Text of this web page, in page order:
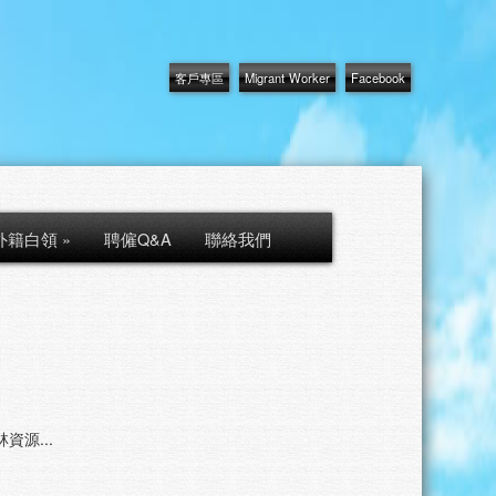
客戶專區 Migrant Worker Facebook
籍白領» 聘僱Q&A 聯絡我們
資源...